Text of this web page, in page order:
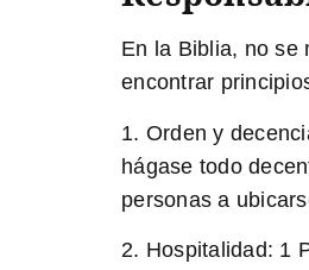
En la Biblia, no se
encontrar
1. Orden y
hágase todo
personas a
2. Hospitalidad: 1